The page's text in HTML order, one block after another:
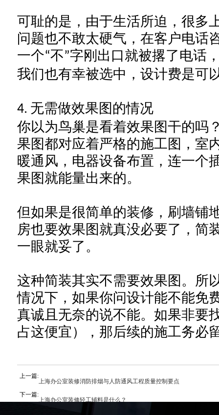
可耻的是，由于生活所迫， 很多
问题也不敢太硬气，在客户电话
一个“不”字刚出口就被撂了电话
我们也有幸被选中，设计费是可
4. 无需做效果图的情况
你以为鸟巢是看着效果图干的吗
果图都对应着严格的施工图，室
暖通风，电器设备布置，连一个
果图就能量出来的。
但如果是很简单的装修，刷墙铺
房也要效果图就真没必要了，简
一眼就妥了。
这种简装其实不需要效果图 。 所
情况下，如果你问设计能不能免
真诚且无奈的说不能。如果非要
占这便宜），那后续的施工务必
上一篇:上海办公室装修消防排烟与人防通风工程质量控制要点
下一篇:上海办公室装修轻工辅料是什么？